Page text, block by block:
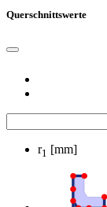
Querschnittswerte
r1 [mm]